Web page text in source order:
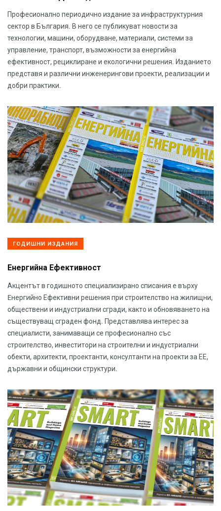
Професионално периодично издание за инфраструктурния
сектор в България. В него се публикуват новости за
технологии, машини, оборудване, материали, системи за
управление, транспорт, възможности за енергийна
ефективност, рециклиране и екологични решения. Изданието
представя и различни инженерингови проекти, реализации и
добри практики.
ГОДИШНИ ИЗДАНИЯ
Енергийна Ефективност
Акцентът в годишното специализирано списания е върху
Eнергийно Ефективни решения при строителство на жилищни,
обществени и индустриални сгради, както и обновяването на
съществуващ сграден фонд. Представлява интерес за
специалисти, занимаващи се професионално със
строителство, инвеститори на строителни и индустриални
обекти, архитекти, проектанти, консултанти на проекти за ЕЕ,
държавни и общински структури.